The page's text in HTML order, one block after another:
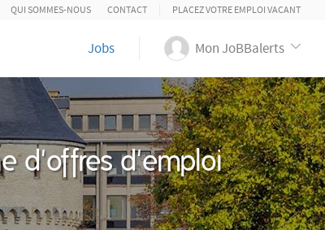
QUI SOMMES-NOUS CONTACT PLACEZ VOTRE EMPLOI VACANT
Jobs Mon JoBBalerts
d'offres d'emploi